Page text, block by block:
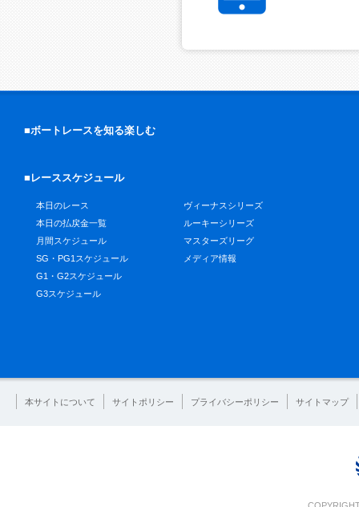
■ボートレースを知る楽しむ
■レーススケジュール
本日のレース
本日の払戻金一覧
月間スケジュール
SG・PG1スケジュール
G1・G2スケジュール
G3スケジュール
ヴィーナスシリーズ
ルーキーシリーズ
マスターズリーグ
メディア情報
本サイトについて サイトポリシー プライバシーポリシー サイトマップ